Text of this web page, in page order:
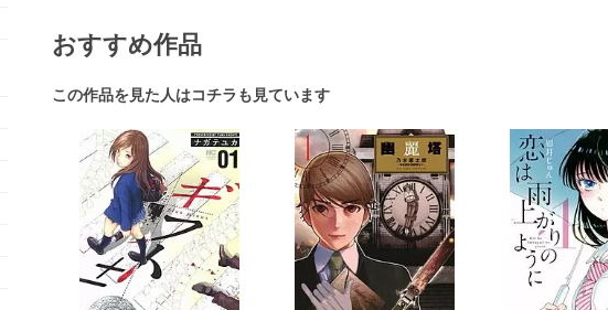
おすすめ作品
この作品を見た人はコチラも見ています